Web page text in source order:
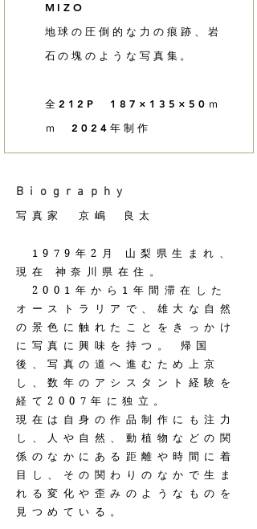
MIZO
地球の圧倒的な力の痕跡、岩
石の塊のような写真集。
​全212P 187×135×50ｍ
ｍ 2024年制作
​Biography
写真家 京嶋 良太
1979年2月 山梨県生まれ、
現在 神奈川県在住。
2001年から1年間滞在した
オーストラリアで、雄大な自然
の景色に触れたことをきっかけ
に写真に興味を持つ。 帰国
後、写真の道へ進むため上京
し、数年のアシスタント経験を
経て2007年に独立。
現在は自身の作品制作にも注力
し、人や自然、動植物などの関
係のなかにある距離や時間に着
目し、その関わりのなかで生ま
れる変化や歪みのようなものを
見つめている。